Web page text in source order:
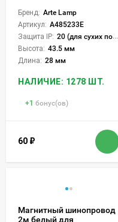
Бренд: Arte Lamp
Артикул: A485233E
Защита IP: 20 (для сухих пом.)
Высота: 43.5 мм
Длина: 28 мм
НАЛИЧИЕ: 1278 ШТ.
+1 бонус(ов)
60 ₽
Магнитный шинопровод
2м белый для